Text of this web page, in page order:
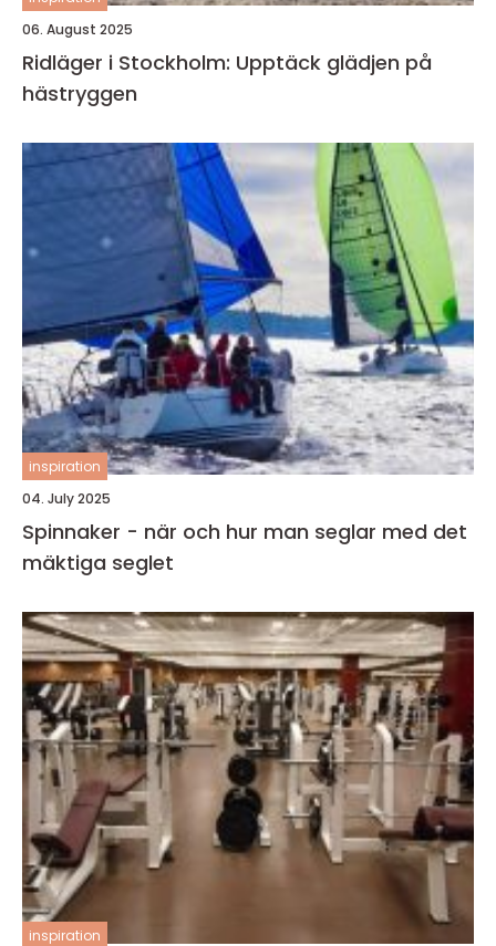
06. August 2025
Ridläger i Stockholm: Upptäck glädjen på
hästryggen
inspiration
04. July 2025
Spinnaker - när och hur man seglar med det
mäktiga seglet
inspiration